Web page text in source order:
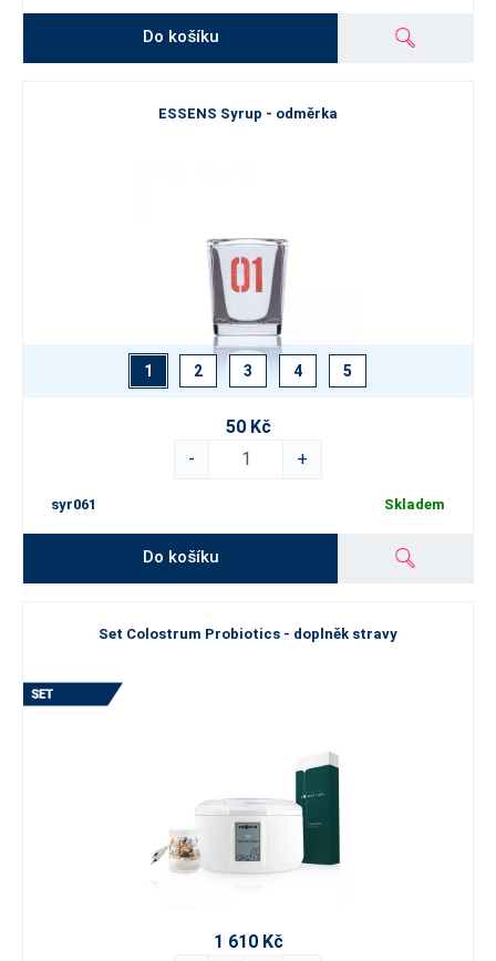
Do košíku
ESSENS Syrup - odměrka
1 2 3 4 5
50 Kč
-
+
syr061 Skladem
Do košíku
Set Colostrum Probiotics - doplněk stravy
1 610 Kč